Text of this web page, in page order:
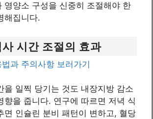
영양소 구성을 신중히 조절해야 한
해집니다.
시간 조절의 효과
과 주의사항 보러가기
을 일찍 당기는 것도 내장지방 감소
향을 줍니다. 연구에 따르면 저녁 식
면 인슐린 분비 패턴이 변하고, 혈당